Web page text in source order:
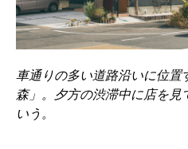
車通りの多い道路沿いに位置
森」。夕方の渋滞中に店を
いう。